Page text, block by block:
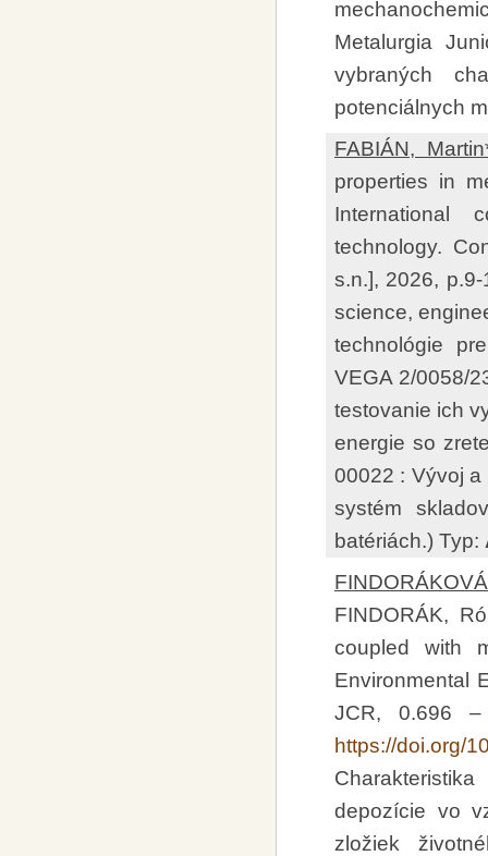
Metalurgia
vybraných
potenciálnych
FABIÁN,
properties in
International
technology.
s.n.], 2026,
science,
technológie
VEGA 2/0058/
testovanie ich
energie so
00022 : Vývoj
systém
batériách.) Typ:
FINDORÁK,
coupled with
Environmental
JCR, 0.696
https://doi.org/
depozície vo
zložiek